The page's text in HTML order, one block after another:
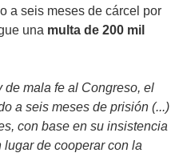
a seis meses de cárcel por
una multa de 200 mil
de mala fe al Congreso, el
a seis meses de prisión (...)
con base en su insistencia
de cooperar con la